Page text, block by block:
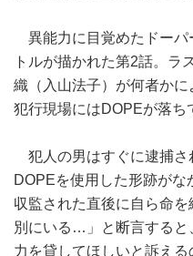
異能力に目覚めたドーパ
トルが描かれた第2話。ラ
織（入山法子）が何者かに
犯行現場にはDOPEが落ち
犯人の男はすぐに逮捕さ
DOPEを使用した形跡が
収監された直後に自ら命
別にいる…」と断言すると
力を貸してほしいと訴える